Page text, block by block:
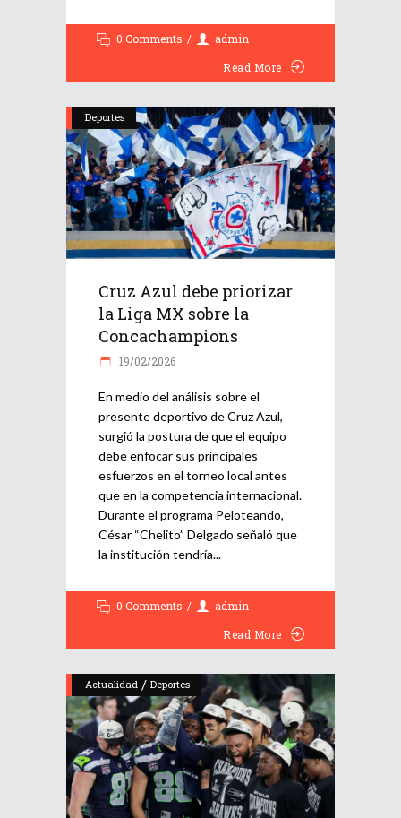
0 Comments
admin
Read More
Deportes
Cruz Azul debe priorizar
la Liga MX sobre la
Concachampions
19/02/2026
En medio del análisis sobre el
presente deportivo de Cruz Azul,
surgió la postura de que el equipo
debe enfocar sus principales
esfuerzos en el torneo local antes
que en la competencia internacional.
Durante el programa Peloteando,
César “Chelito” Delgado señaló que
la institución tendría
0 Comments
admin
Read More
Actualidad / Deportes